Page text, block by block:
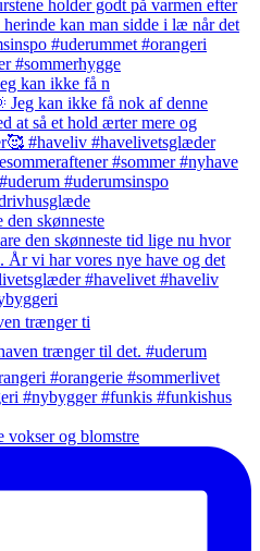
kan ikke få n
skønneste
trænger ti
vokser og blomstre